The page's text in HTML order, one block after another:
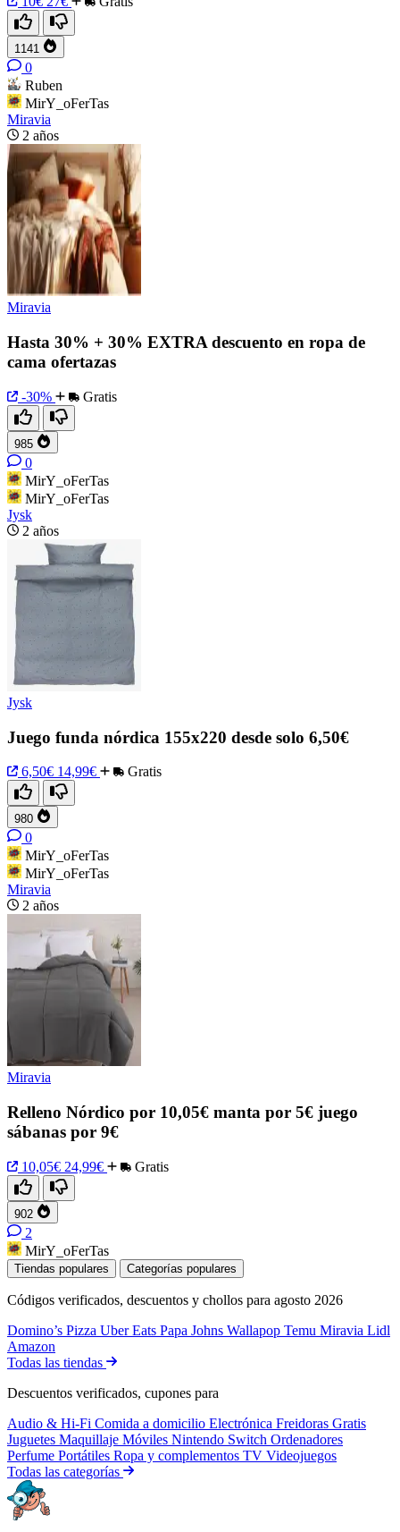
1141
0
Ruben
MirY_oFerTas
Miravia
2 años
Miravia
Hasta 30% + 30% EXTRA descuento en ropa de
cama ofertazas
-30% Gratis
985
0
MirY_oFerTas
MirY_oFerTas
Jysk
2 años
Jysk
Juego funda nórdica 155x220 desde solo 6,50€
6,50€ 14,99€ Gratis
980
0
MirY_oFerTas
MirY_oFerTas
Miravia
2 años
Miravia
Relleno Nórdico por 10,05€ manta por 5€ juego
sábanas por 9€
10,05€ 24,99€ Gratis
902
2
MirY_oFerTas
Tiendas populares Categorías populares
Códigos verificados, descuentos y chollos para agosto 2026
Domino’s Pizza Uber Eats Papa Johns Wallapop Temu Miravia Lidl
Amazon
Todas las tiendas
Descuentos verificados, cupones para
Audio & Hi-Fi Comida a domicilio Electrónica Freidoras Gratis
Juguetes Maquillaje Móviles Nintendo Switch Ordenadores
Perfume Portátiles Ropa y complementos TV Videojuegos
Todas las categorías